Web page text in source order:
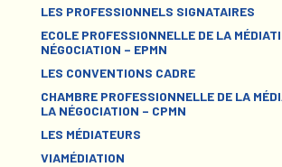
LES PROFESSIONNELS SIGNATAIRES
ECOLE PROFESSIONNELLE DE LA
NÉGOCIATION – EPMN
LES CONVENTIONS CADRE
CHAMBRE PROFESSIONNELLE DE LA
LA NÉGOCIATION – CPMN
LES MÉDIATEURS
VIAMÉDIATION